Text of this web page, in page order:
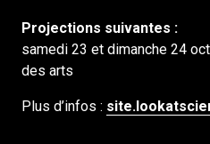
Projections suivantes :
samedi 23 et dimanche 24
des arts
Plus d’infos :